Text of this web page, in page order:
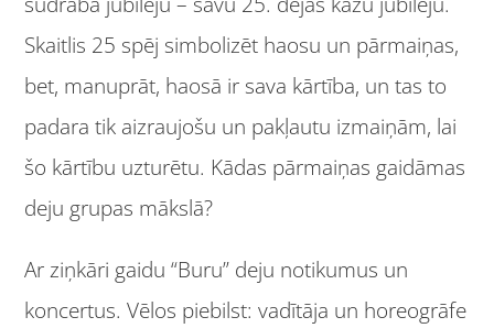
Skaitlis 25 spēj simbolizēt haosu un pārmaiņas,
bet, manuprāt, haosā ir sava kārtība, un tas to
padara tik aizraujošu un pakļautu izmaiņām, lai
šo kārtību uzturētu. Kādas pārmaiņas gaidāmas
deju grupas mākslā?
Ar ziņkāri gaidu “Buru” deju notikumus un
koncertus. Vēlos piebilst: vadītāja un horeogrāfe